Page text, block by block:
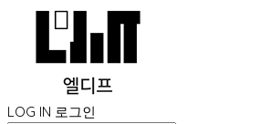
LOG IN 로그인